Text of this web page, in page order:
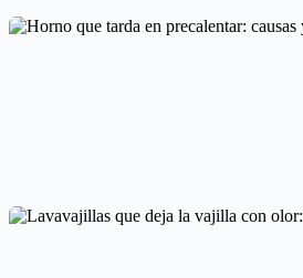
Causas Comunes de Ciclos Largos en
Horno que tarda en precalentar: